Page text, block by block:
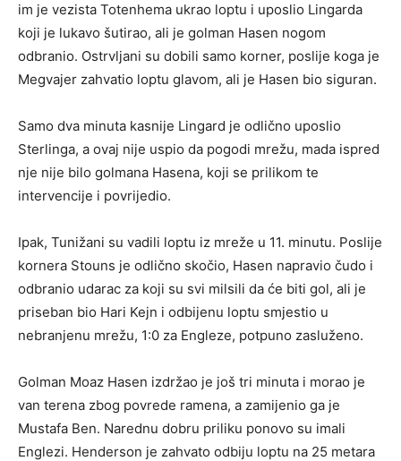
im je vezista Totenhema ukrao loptu i uposlio Lingarda
koji je lukavo šutirao, ali je golman Hasen nogom
odbranio. Ostrvljani su dobili samo korner, poslije koga je
Megvajer zahvatio loptu glavom, ali je Hasen bio siguran.
Samo dva minuta kasnije Lingard je odlično uposlio
Sterlinga, a ovaj nije uspio da pogodi mrežu, mada ispred
nje nije bilo golmana Hasena, koji se prilikom te
intervencije i povrijedio.
Ipak, Tunižani su vadili loptu iz mreže u 11. minutu. Poslije
kornera Stouns je odlično skočio, Hasen napravio čudo i
odbranio udarac za koji su svi milsili da će biti gol, ali je
priseban bio Hari Kejn i odbijenu loptu smjestio u
nebranjenu mrežu, 1:0 za Engleze, potpuno zasluženo.
Golman Moaz Hasen izdržao je još tri minuta i morao je
van terena zbog povrede ramena, a zamijenio ga je
Mustafa Ben. Narednu dobru priliku ponovo su imali
Englezi. Henderson je zahvato odbiju loptu na 25 metara